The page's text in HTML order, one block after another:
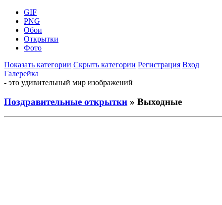
GIF
PNG
Обои
Открытки
Фото
Показать категории Скрыть категории Регистрация Вход
Галерейка
- это удивительный мир изображений
Поздравительные открытки » Выходные